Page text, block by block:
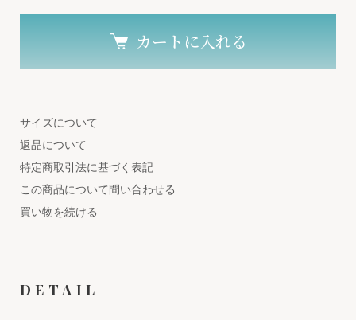
カートに入れる
サイズについて
返品について
特定商取引法に基づく表記
この商品について問い合わせる
買い物を続ける
DETAIL